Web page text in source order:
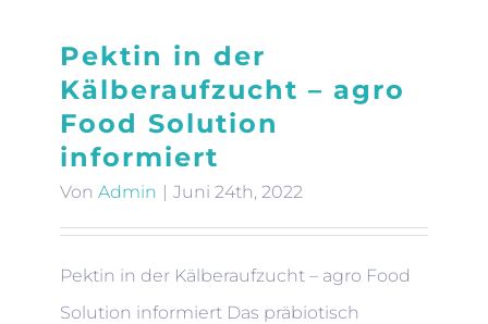
Pektin in der
Kälberaufzucht – agro
Food Solution
informiert
Von Admin | Juni 24th, 2022
Pektin in der Kälberaufzucht – agro Food
Solution informiert Das präbiotisch